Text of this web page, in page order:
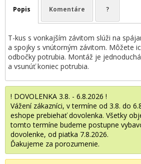
! DOVOLENKA 3.8. - 6.8.2026 !
Vážení zákazníci, v termíne od 3.8. do
eshope prebiehať dovolenka. Všetky
tomto termíne budeme postupne
dovolenke, od piatka 7.8.2026.
Ďakujeme za porozumenie.
Popis Komentáre ?
T-kus s vonkajším závitom slúži na
a spojky s vnútorným závitom. Môžete
odbočky potrubia. Montáž je
a vsunúť koniec potrubia.